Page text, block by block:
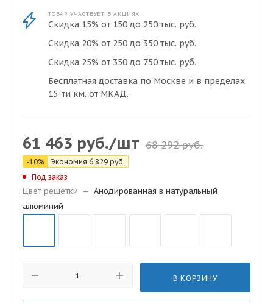
ТОВАР УЧАСТВУЕТ В АКЦИЯХ
Скидка 15% от 150 до 250 тыс. руб.
Скидка 20% от 250 до 350 тыс. руб.
Скидка 25% от 350 до 750 тыс. руб.
Бесплатная доставка по Москве и в пределах
15-ти км. от МКАД.
61 463 руб./шт 68 292руб.
-10% Экономия 6 829 руб.
Под заказ
Цвет решетки — Анодированная в натуральный
алюминий
В КОРЗИНУ